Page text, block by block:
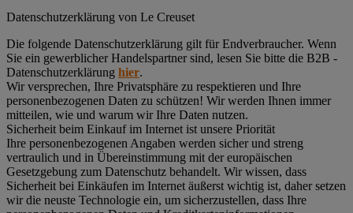
Datenschutz­erklärung von Le Creuset
Die folgende Datenschutzerklärung gilt für Endverbraucher. Wenn
Sie ein gewerblicher Handelspartner sind, lesen Sie bitte die B2B -
Datenschutzerklärung hier.
Wir versprechen, Ihre Privatsphäre zu respektieren und Ihre
personenbezogenen Daten zu schützen! Wir werden Ihnen immer
mitteilen, wie und warum wir Ihre Daten nutzen.
Sicherheit beim Einkauf im Internet ist unsere Priorität
Ihre personenbezogenen Angaben werden sicher und streng
vertraulich und in Übereinstimmung mit der europäischen
Gesetzgebung zum Datenschutz behandelt. Wir wissen, dass
Sicherheit bei Einkäufen im Internet äußerst wichtig ist, daher setzen
wir die neuste Technologie ein, um sicherzustellen, dass Ihre